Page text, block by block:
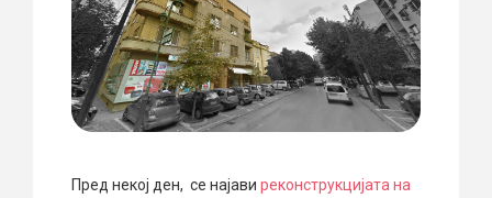
Пред некој ден, се најави реконструкцијата на